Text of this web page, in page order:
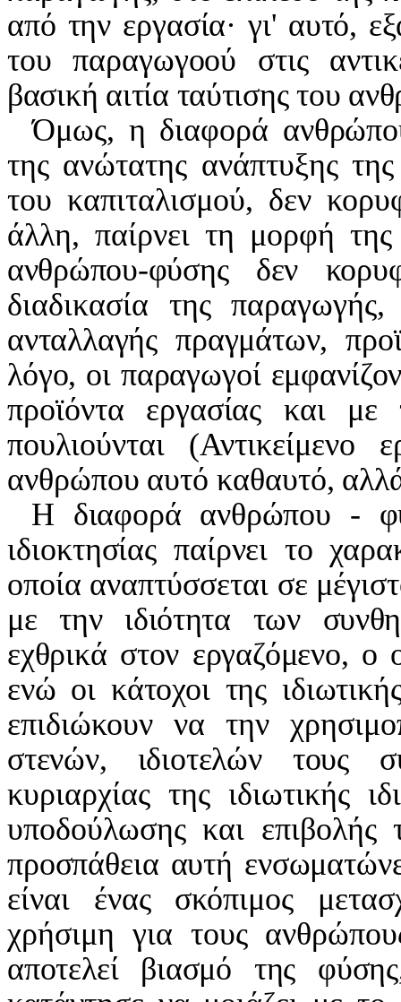
από την εργασία· γι' αυτό,
του παραγωγοού στις
βασική αιτία ταύτισης του
Όμως, η διαφορά
της ανώτατης ανάπτυξης της
του καπιταλισμού, δεν
άλλη, παίρνει τη μορφή
ανθρώπου-φύσης δεν
διαδικασία της
ανταλλαγής πραγμάτων,
λόγο, οι παραγωγοί
προϊόντα εργασίας και
πουλιούνται
ανθρώπου αυτό καθαυτό,
Η διαφορά ανθρώπου -
ιδιοκτησίας παίρνει το
οποία αναπτύσσεται σε
με την ιδιότητα των
εχθρικά στον εργαζόμενο, ο
ενώ οι κάτοχοι της
επιδιώκουν να την
στενών, ιδιοτελών τους
κυριαρχίας της ιδιωτικής
υποδούλωσης και
προσπάθεια αυτή
είναι ένας σκόπιμος
χρήσιμη για τους
αποτελεί βιασμό της